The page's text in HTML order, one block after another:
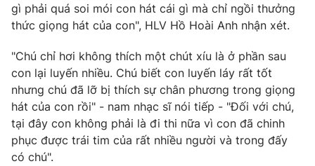
VTV Money VTV Thể thao
VTV Sức khoẻ Bất động sản
Thị trường 24h Tấm lòng Việt
VTV4 Vươn mình bằng AI
gì phải quá soi mói con hát cái gì mà chỉ ngồi thưởng
thức giọng hát của con", HLV Hồ Hoài Anh nhận xét.
"Chú chỉ hơi không thích một chút xíu là ở phần sau
con lại luyến nhiều. Chú biết con luyến láy rất tốt
nhưng chú đã lỡ bị thích sự chân phương trong giọng
hát của con rồi" - nam nhạc sĩ nói tiếp - "Đối với chú,
tại đây con không phải là đi thi nữa vì con đã chinh
phục được trái tim của rất nhiều người và trong đấy
có chú".